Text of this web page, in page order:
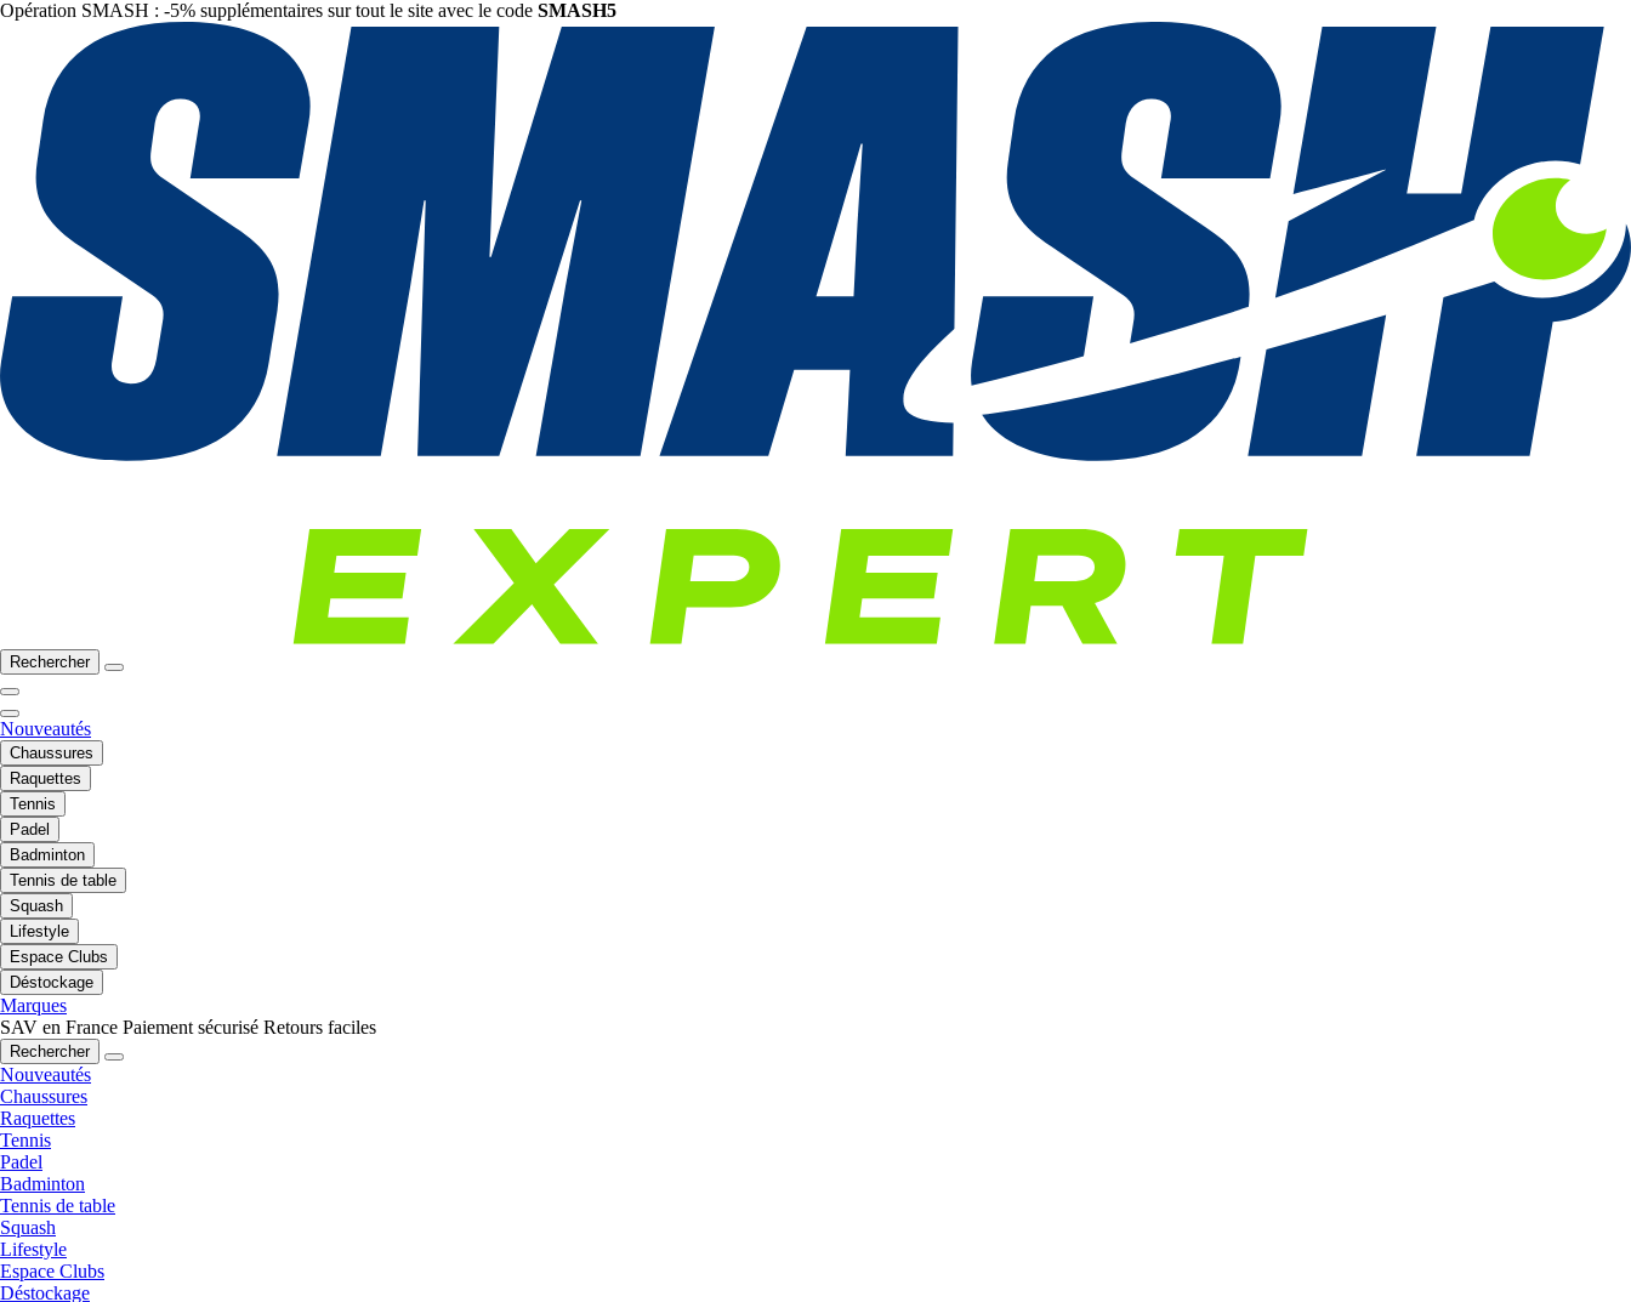
Opération SMASH : -5% supplémentaires sur tout le site avec le code SMASH5
Rechercher
Nouveautés
Chaussures
Raquettes
Tennis
Padel
Badminton
Tennis de table
Squash
Lifestyle
Espace Clubs
Déstockage
Marques
SAV en France Paiement sécurisé Retours faciles
Rechercher
Nouveautés
Chaussures
Raquettes
Tennis
Padel
Badminton
Tennis de table
Squash
Lifestyle
Espace Clubs
Déstockage